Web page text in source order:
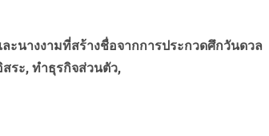
ะนางงามที่สร้างชื่อจากการประกวดศึกวันดวล
ระ,ทำธุรกิจส่วนตัว,